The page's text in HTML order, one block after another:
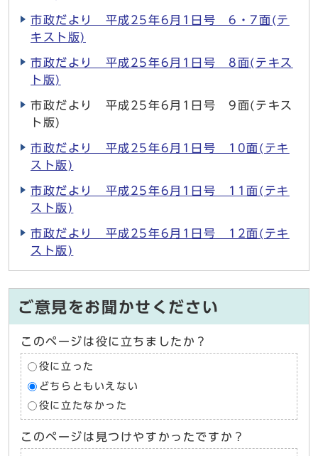
市政だより 平成25年6月1日号 6・7面(テ
キスト版)
市政だより 平成25年6月1日号 8面(テキス
ト版)
市政だより 平成25年6月1日号 9面(テキス
ト版)
市政だより 平成25年6月1日号 10面(テキ
スト版)
市政だより 平成25年6月1日号 11面(テキ
スト版)
市政だより 平成25年6月1日号 12面(テキ
スト版)
ご意見をお聞かせください
このページは役に立ちましたか？
役に立った
どちらともいえない
役に立たなかった
このページは見つけやすかったですか？